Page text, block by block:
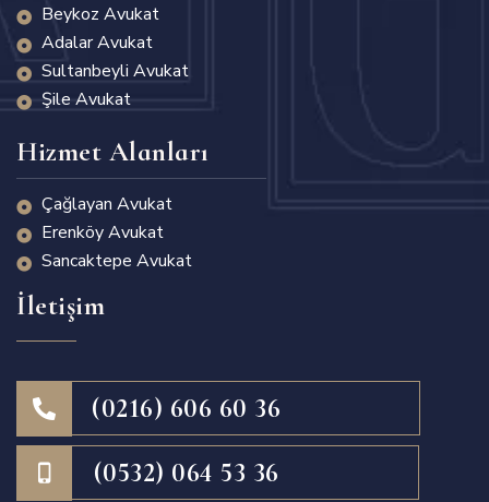
Beykoz Avukat
Adalar Avukat
Sultanbeyli Avukat
Şile Avukat
Hizmet Alanları
Çağlayan Avukat
Erenköy Avukat
Sancaktepe Avukat
İletişim
(0216) 606 60 36
(0532) 064 53 36